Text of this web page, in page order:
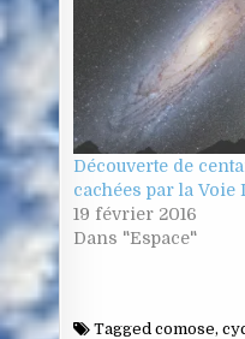
Découverte de
cachées par la Voie
19 février 2016
Dans "Espace"
Taggedcomose,